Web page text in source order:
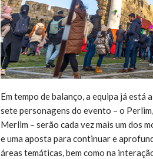
Em tempo de balanço, a equipa já está
sete personagens do evento – o
Merlim – serão cada vez mais um dos
e uma aposta para continuar e
áreas temáticas, bem como na